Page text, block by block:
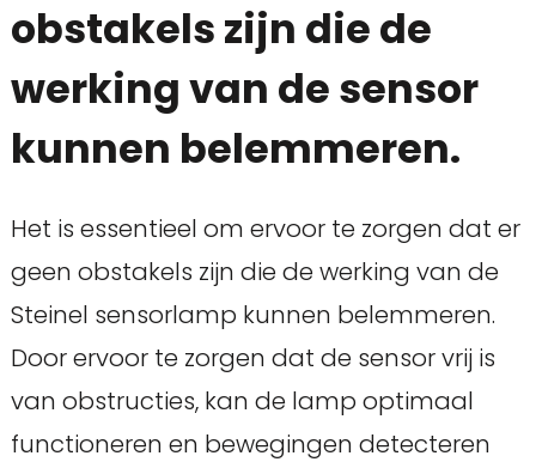
obstakels zijn die de
werking van de sensor
kunnen belemmeren.
Het is essentieel om ervoor te zorgen dat er
geen obstakels zijn die de werking van de
Steinel sensorlamp kunnen belemmeren.
Door ervoor te zorgen dat de sensor vrij is
van obstructies, kan de lamp optimaal
functioneren en bewegingen detecteren